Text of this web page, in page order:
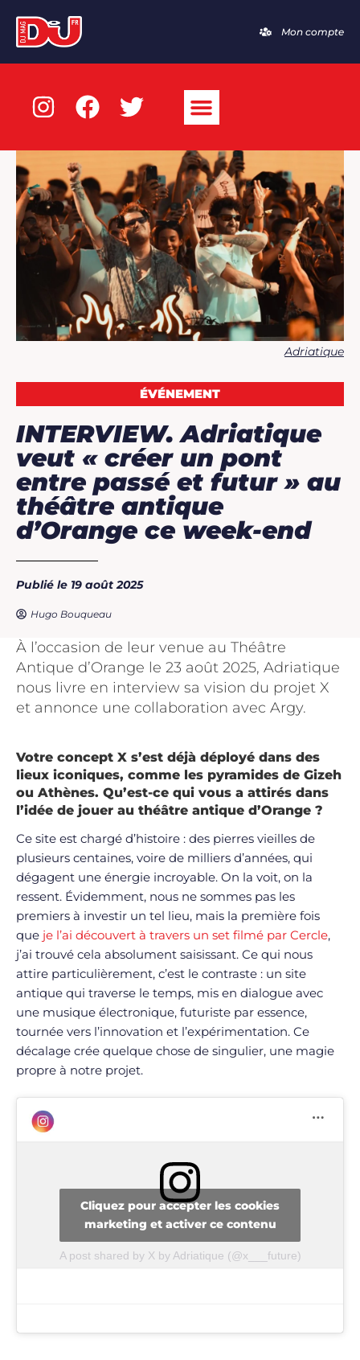
Mon compte
Adriatique
ÉVÉNEMENT
INTERVIEW. Adriatique
veut « créer un pont
entre passé et futur » au
théâtre antique
d’Orange ce week-end
Publié le 19 août 2025
Hugo Bouqueau
À l’occasion de leur venue au Théâtre
Antique d’Orange le 23 août 2025, Adriatique
nous livre en interview sa vision du projet X
et annonce une collaboration avec Argy.
Votre concept X s’est déjà déployé dans des
lieux iconiques, comme les pyramides de Gizeh
ou Athènes. Qu’est-ce qui vous a attirés dans
l’idée de jouer au théâtre antique d’Orange ?
Ce site est chargé d’histoire : des pierres vieilles de
plusieurs centaines, voire de milliers d’années, qui
dégagent une énergie incroyable. On la voit, on la
ressent. Évidemment, nous ne sommes pas les
premiers à investir un tel lieu, mais la première fois
que je l’ai découvert à travers un set filmé par Cercle,
j’ai trouvé cela absolument saisissant. Ce qui nous
attire particulièrement, c’est le contraste : un site
antique qui traverse le temps, mis en dialogue avec
une musique électronique, futuriste par essence,
tournée vers l’innovation et l’expérimentation. Ce
décalage crée quelque chose de singulier, une magie
propre à notre projet.
A post shared by X by Adriatique (@x___future)
Cliquez pour accepter les cookies
marketing et activer ce contenu